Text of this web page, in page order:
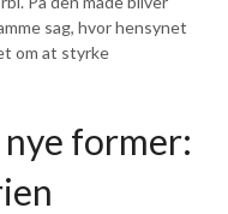
sag, hvor hensynet
om at styrke
former: